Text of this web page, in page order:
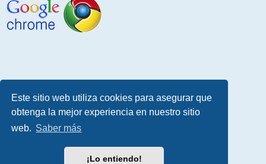
Este sitio web utiliza cookies para asegurar que
obtenga la mejor experiencia en nuestro sitio
web. Saber más
¡Lo entiendo!